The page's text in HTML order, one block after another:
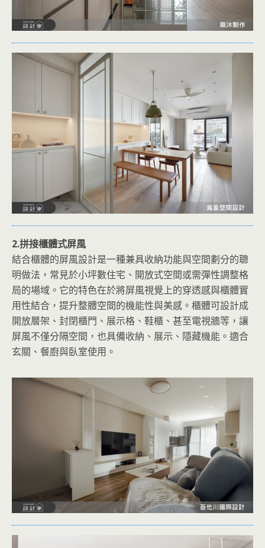
2.拼接櫃體式屏風
結合櫃體的屏風設計是一種兼具收納功能與空間劃分的聰
明做法，常見於小坪數住宅、開放式空間或需彈性調整格
局的場域。它的特色在於將屏風視覺上的穿透感與櫃體實
用性結合，提升整體空間的機能性與美感。櫃體可設計成
開放層架、封閉櫃門、展示格、鞋櫃、甚至電視牆等，讓
屏風不僅分隔空間，也具備收納、展示、隱藏機能。適合
玄關、餐廚與臥室使用。